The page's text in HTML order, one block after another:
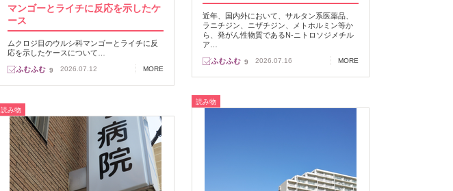
近年、国内外において、サルタン系医薬品、
ラニチジン、ニザチジン、メトホルミン等か
ら、発がん性物質であるN‐ニトロソジメチル
ア…
9 2026.07.16 MORE
マンゴーとライチに反応を示したケ
ース
ムクロジ目のウルシ科マンゴーとライチに反
応を示したケースについて…
9 2026.07.12 MORE
読み物
読み物